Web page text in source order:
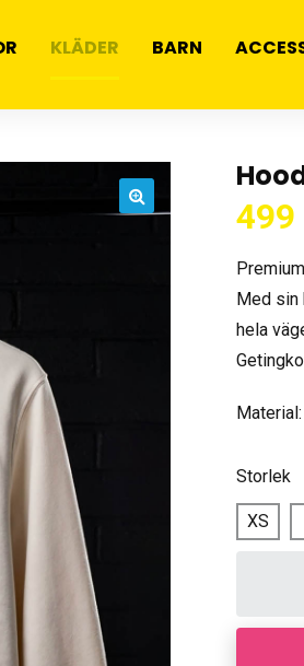
KLÄDER BARN
499
Med sin
hela
Storlek
XS